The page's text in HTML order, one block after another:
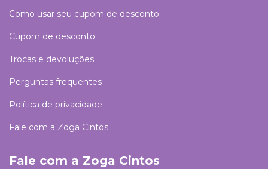
Como usar seu cupom de desconto
Cupom de desconto
Trocas e devoluções
Perguntas frequentes
Política de privacidade
Fale com a Zoga Cintos
Fale com a Zoga Cintos